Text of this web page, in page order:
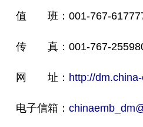
值 班：001-767-6177772
传 真：001-767-
网 址： http://
电子信箱：